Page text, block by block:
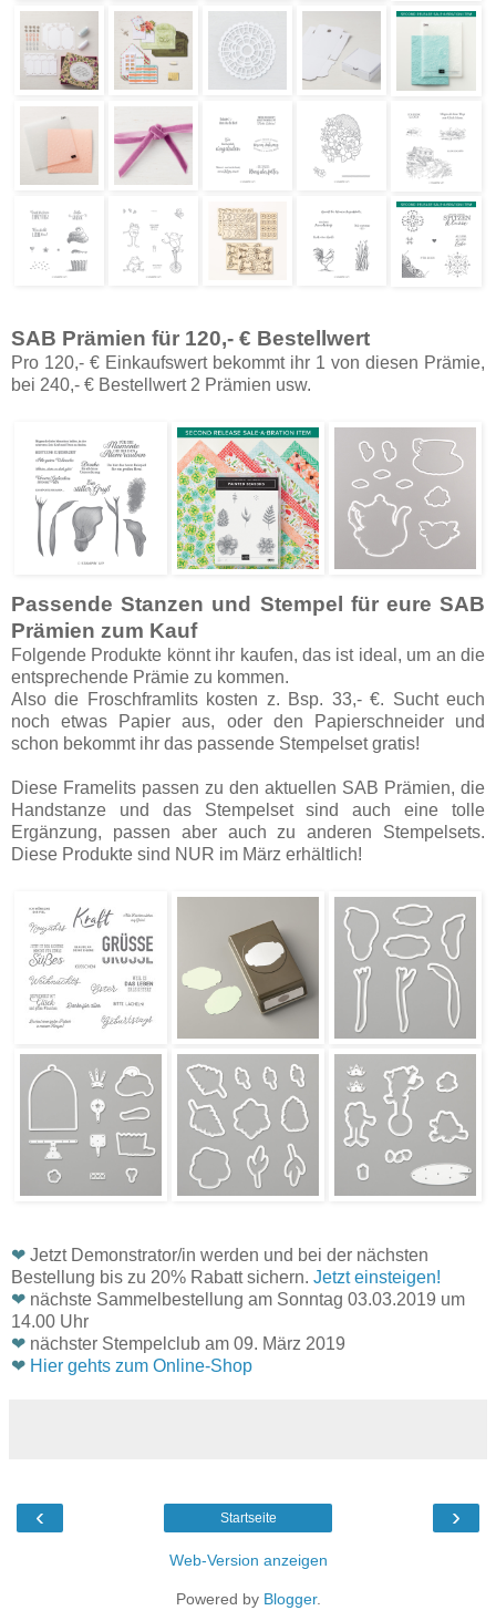
SAB Prämien für 120,- € Bestellwert
Pro 120,- € Einkaufswert bekommt ihr 1 von diesen Prämie,
bei 240,- € Bestellwert 2 Prämien usw.
Passende Stanzen und Stempel für eure SAB
Prämien zum Kauf
Folgende Produkte könnt ihr kaufen, das ist ideal, um an die
entsprechende Prämie zu kommen.
Also die Froschframlits kosten z. Bsp. 33,- €. Sucht euch
noch etwas Papier aus, oder den Papierschneider und
schon bekommt ihr das passende Stempelset gratis!
Diese Framelits passen zu den aktuellen SAB Prämien, die
Handstanze und das Stempelset sind auch eine tolle
Ergänzung, passen aber auch zu anderen Stempelsets.
Diese Produkte sind NUR im März erhältlich!
❤ Jetzt Demonstrator/in werden und bei der nächsten
Bestellung bis zu 20% Rabatt sichern. Jetzt einsteigen!
❤ nächste Sammelbestellung am Sonntag 03.03.2019 um
14.00 Uhr
❤ nächster Stempelclub am 09. März 2019
❤ Hier gehts zum Online-Shop
‹ ›
Startseite
Web-Version anzeigen
Powered by Blogger.